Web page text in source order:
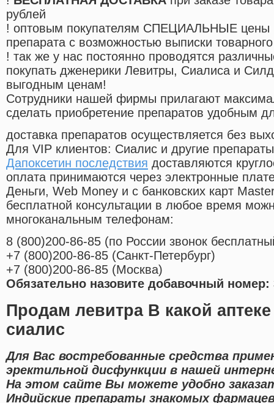
рублей
! оптовым покупателям СПЕЦИАЛЬНЫЕ цены
препарата с возможностью выписки
! так же у нас постоянно проводятся
покупать дженерики Левитры, Сиалиса и
выгодным ценам!
Cотрудники нашей фирмы прилагают
сделать приобретение препаратов удобным
доставка препаратов осуществляется без
Для VIP клиентов: Сиалис и другие
Дапоксетин последствия доставляются
оплата принимаются через электронные
Деньги, Web Money и с банковских карт
бесплатной консультации в любое время
многоканальным телефонам:
8 (800)200-86-85 (по России звонок
+7 (800)200-86-85 (Санкт-Петербург)
+7 (800)200-86-85 (Москва)
Обязательно назовите добавочный номер:
Продам левитра В какой
сиалис
Для Вас востребованные средства
эректильной дисфункции в нашей
На этом сайте Вы можете удобно
Индийские препараты знакомых